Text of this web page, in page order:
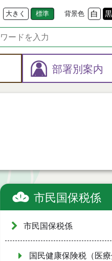
大きく 標準 背景色 白 黒
部署別案内
市民国保税係
市民国保税係
国民健康保険税（医